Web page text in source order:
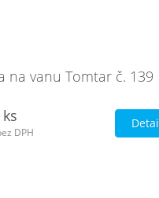
na vanu Tomtar č. 139
DPH